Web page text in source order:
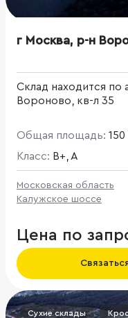
г Москва, р-н
Склад находится по
Вороново, кв-л 35
Общая площадь:
Класс: B+, A
Московская область
Калужское шоссе
Цена по
Сухие склады